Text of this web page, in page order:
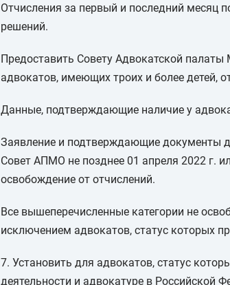
Отчисления за первый и последний месяц
решений.
Предоставить Совету Адвокатской
адвокатов, имеющих троих и более детей,
Данные, подтверждающие наличие у
Заявление и подтверждающие документы
Совет АПМО не позднее 01 апреля 2022 г.
освобождение от отчислений.
Все вышеперечисленные категории не
исключением адвокатов, статус которых
7. Установить для адвокатов, статус
деятельности и адвокатуре в Российской